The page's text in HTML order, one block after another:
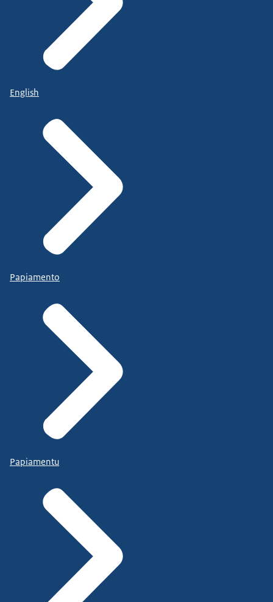
English
Papiamento
Papiamentu